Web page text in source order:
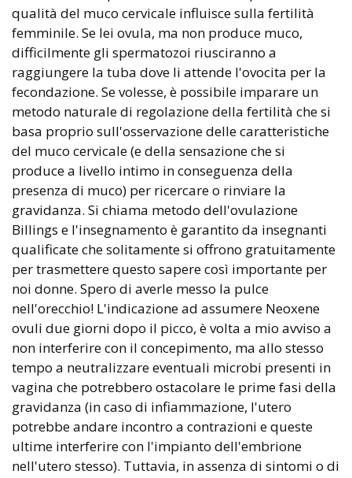
qualità del muco cervicale influisce sulla fertilità
femminile. Se lei ovula, ma non produce muco,
difficilmente gli spermatozoi riusciranno a
raggiungere la tuba dove li attende l'ovocita per la
fecondazione. Se volesse, è possibile imparare un
metodo naturale di regolazione della fertilità che si
basa proprio sull'osservazione delle caratteristiche
del muco cervicale (e della sensazione che si
produce a livello intimo in conseguenza della
presenza di muco) per ricercare o rinviare la
gravidanza. Si chiama metodo dell'ovulazione
Billings e l'insegnamento è garantito da insegnanti
qualificate che solitamente si offrono gratuitamente
per trasmettere questo sapere così importante per
noi donne. Spero di averle messo la pulce
nell'orecchio! L'indicazione ad assumere Neoxene
ovuli due giorni dopo il picco, è volta a mio avviso a
non interferire con il concepimento, ma allo stesso
tempo a neutralizzare eventuali microbi presenti in
vagina che potrebbero ostacolare le prime fasi della
gravidanza (in caso di infiammazione, l'utero
potrebbe andare incontro a contrazioni e queste
ultime interferire con l'impianto dell'embrione
nell'utero stesso). Tuttavia, in assenza di sintomi o di